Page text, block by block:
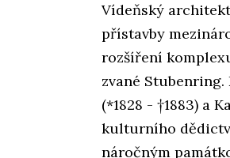
Vídeňský
přístavby
rozšíření
zvané
(*1828 - †1883) a
kulturního
náročným